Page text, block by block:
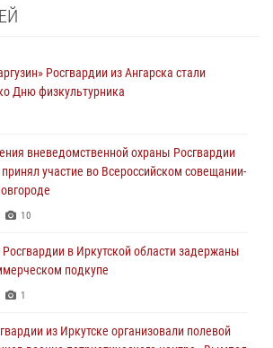
Росгвардии из Ангарска стали
Дню физкультурника
вневедомственной охраны Росгвардии
участие во Всероссийском совещании-
10
в Иркутской области задержаны
подкупе
1
из Иркутске организовали полевой